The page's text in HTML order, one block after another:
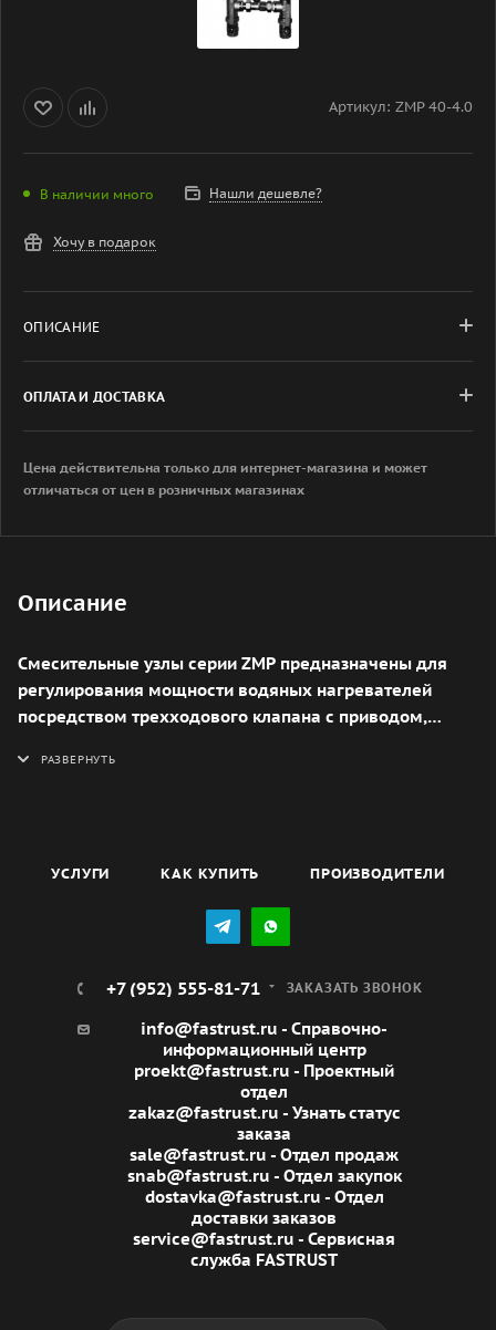
Артикул: ZMP 40-4.0
В наличии много Нашли дешевле?
Хочу в подарок
ОПИСАНИЕ
ОПЛАТА И ДОСТАВКА
Цена действительна только для интернет-магазина и может
отличаться от цен в розничных магазинах
Описание
Смесительные узлы серии ZMP предназначены для
регулирования мощности водяных нагревателей
посредством трехходового клапана с приводом,
обратной воды.
УСЛУГИ КАК КУПИТЬ ПРОИЗВОДИТЕЛИ
+7 (952) 555-81-71 ЗАКАЗАТЬ ЗВОНОК
info@fastrust.ru - Справочно-
информационный центр
proekt@fastrust.ru - Проектный
отдел
zakaz@fastrust.ru - Узнать статус
заказа
sale@fastrust.ru - Отдел продаж
snab@fastrust.ru - Отдел закупок
dostavka@fastrust.ru - Отдел
доставки заказов
service@fastrust.ru - Сервисная
служба FASTRUST